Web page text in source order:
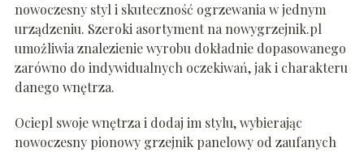
nowoczesny styl i skuteczność ogrzewania w jednym
urządzeniu. Szeroki asortyment na nowygrzejnik.pl
umożliwia znalezienie wyrobu dokładnie dopasowanego
zarówno do indywidualnych oczekiwań, jak i charakteru
danego wnętrza.
Ociepl swoje wnętrza i dodaj im stylu, wybierając
nowoczesny pionowy grzejnik panelowy od zaufanych